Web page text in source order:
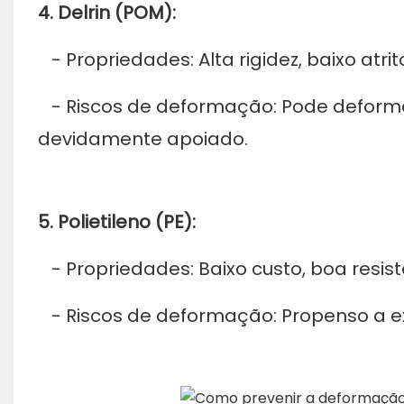
4. Delrin (POM):
- Propriedades: Alta rigidez, baixo
- Riscos de deformação: Pode
devidamente apoiado.
5. Polietileno (PE):
- Propriedades: Baixo custo, boa
- Riscos de deformação: Propenso a